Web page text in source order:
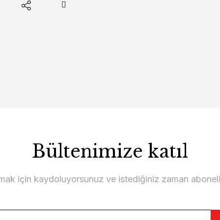
Bültenimize katıl
için kaydoluyorsunuz ve istediğiniz zaman